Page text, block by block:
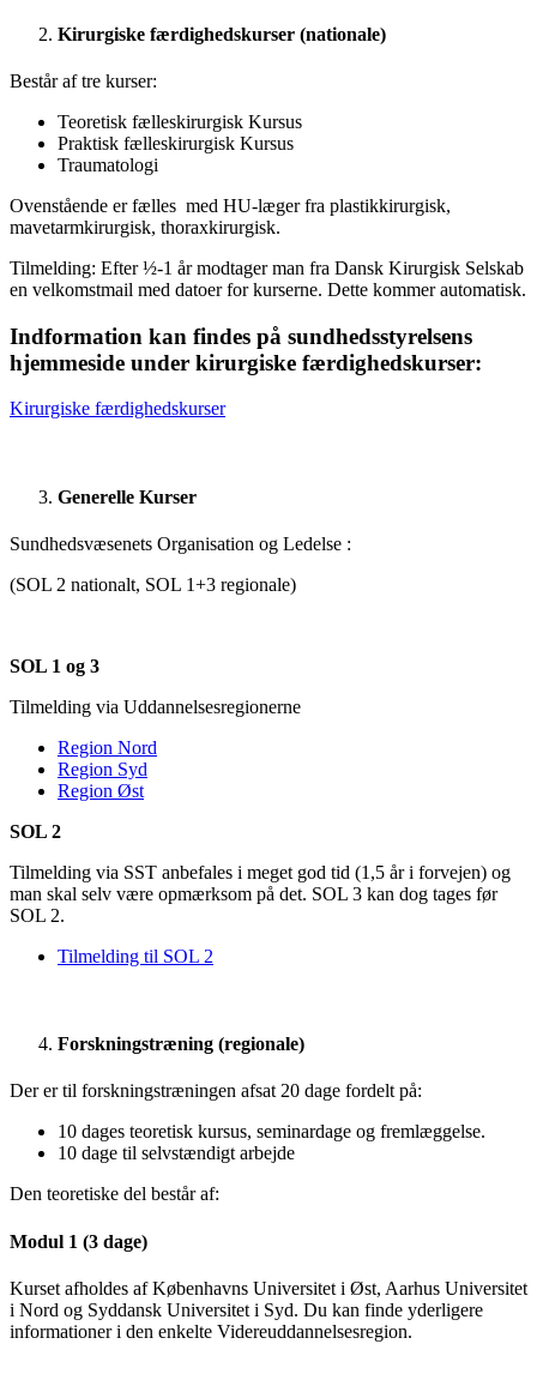
Kirurgiske færdighedskurser (nationale)
Består af tre kurser:
Teoretisk fælleskirurgisk Kursus
Praktisk fælleskirurgisk Kursus
Traumatologi
Ovenstående er fælles med HU-læger fra plastikkirurgisk,
mavetarmkirurgisk, thoraxkirurgisk.
Tilmelding: Efter ½-1 år modtager man fra Dansk Kirurgisk Selskab
en velkomstmail med datoer for kurserne. Dette kommer automatisk.
Indformation kan findes på sundhedsstyrelsens
hjemmeside under kirurgiske færdighedskurser:
Kirurgiske færdighedskurser
Generelle Kurser
Sundhedsvæsenets Organisation og Ledelse :
(SOL 2 nationalt, SOL 1+3 regionale)
SOL 1 og 3
Tilmelding via Uddannelsesregionerne
Region Nord
Region Syd
Region Øst
SOL 2
Tilmelding via SST anbefales i meget god tid (1,5 år i forvejen) og
man skal selv være opmærksom på det. SOL 3 kan dog tages før
SOL 2.
Tilmelding til SOL 2
Forskningstræning (regionale)
Der er til forskningstræningen afsat 20 dage fordelt på:
10 dages teoretisk kursus, seminardage og fremlæggelse.
10 dage til selvstændigt arbejde
Den teoretiske del består af:
Modul 1 (3 dage)
Kurset afholdes af Københavns Universitet i Øst, Aarhus Universitet
i Nord og Syddansk Universitet i Syd. Du kan finde yderligere
informationer i den enkelte Videreuddannelsesregion.